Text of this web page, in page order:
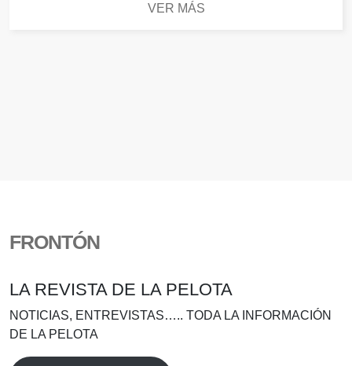
VER MÁS
FRONTÓN
LA REVISTA DE LA PELOTA
NOTICIAS, ENTREVISTAS….. TODA LA INFORMACIÓN
DE LA PELOTA